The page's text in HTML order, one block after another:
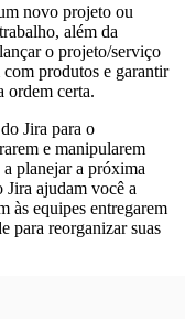
novo projeto ou
além da
o projeto/serviço
produtos e garantir
ordem certa.
Jira para o
e manipularem
planejar a próxima
ajudam você a
às equipes entregarem
para reorganizar suas